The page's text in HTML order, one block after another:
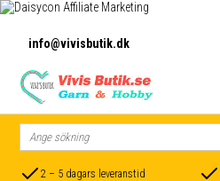
info@vivisbutik.dk
2 – 5 dagars leveranstid